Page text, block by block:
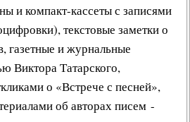
и компакт-кассеты с записями
текстовые заметки о
газетные и журнальные
Виктора Татарского,
о «Встрече с песней»,
об авторах писем -